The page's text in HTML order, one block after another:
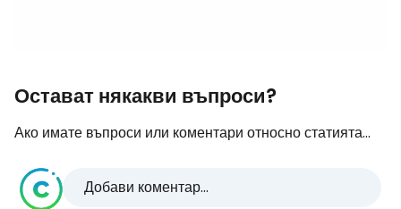
Остават някакви въпроси?
Ако имате въпроси или коментари относно статията...
Добави коментар...